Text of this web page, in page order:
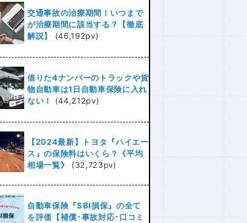
交通事故の治療期間！いつまで
が治療期間に該当する？【徹底
解説】
(46,192pv)
借りた4ナンバーのトラックや貨
物自動車は1日自動車保険に入れ
ない！
(44,212pv)
【2024最新】トヨタ『ハイエー
ス』の保険料はいくら？《平均
相場一覧》
(32,723pv)
自動車保険『SBI損保』の全て
を評価【補償･事故対応･口コミ